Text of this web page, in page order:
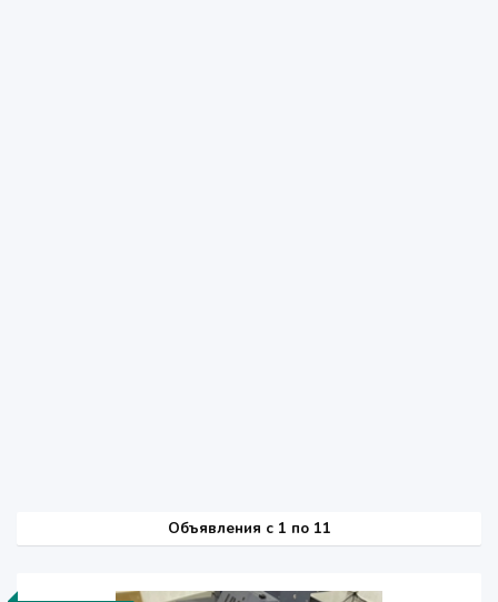
Объявления c 1 по 11